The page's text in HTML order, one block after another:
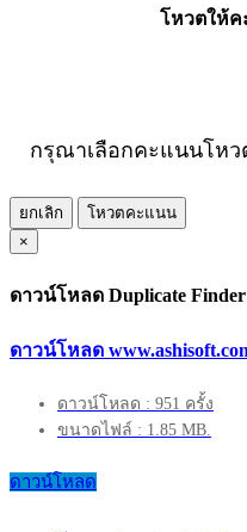
โหวตให้
กรุณาเลือกคะแนนโหว
ยกเลิก
โหวตคะแนน
×
ดาวน์โหลด Duplicate Finder
ดาวน์โหลด
ดาวน์โหลด : 951 ครั้ง
ขนาดไฟล์ : 1.85 MB.
ดาวน์โหลด